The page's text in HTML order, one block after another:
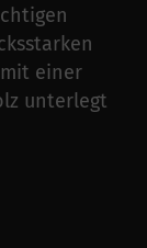
einer
unterlegt